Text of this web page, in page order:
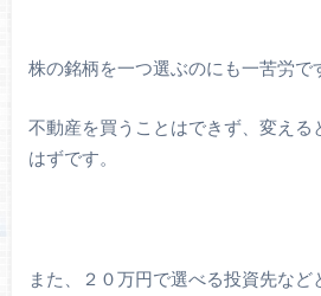
株の銘柄を一つ選ぶのにも一苦労で
不動産を買うことはできず、変える
はずです。
また、２０万円で選べる投資先など